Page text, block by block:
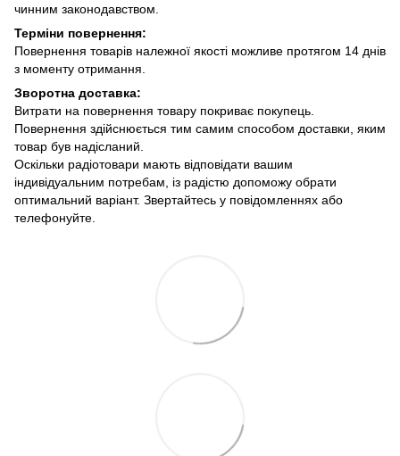
чинним законодавством.
Терміни повернення:
Повернення товарів належної якості можливе протягом 14 днів
з моменту отримання.
Зворотна доставка:
Витрати на повернення товару покриває покупець.
Повернення здійснюється тим самим способом доставки, яким
товар був надісланий.
Оскільки радіотовари мають відповідати вашим
індивідуальним потребам, із радістю допоможу обрати
оптимальний варіант. Звертайтесь у повідомленнях або
телефонуйте.